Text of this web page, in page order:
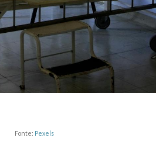
Fonte: Pexels